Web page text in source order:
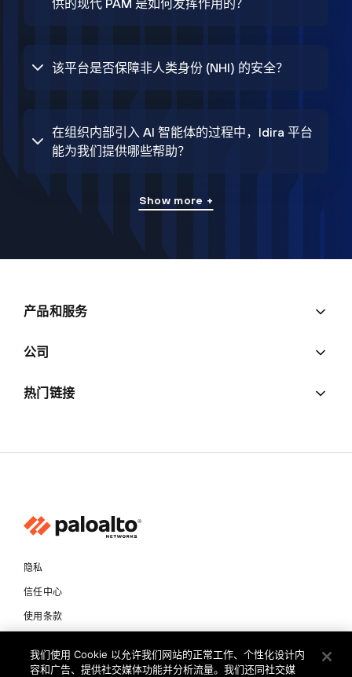
供的现代 PAM 是如何发挥作用的？
该平台是否保障非人类身份 (NHI) 的安全？
在组织内部引入 AI 智能体的过程中，Idira 平台
能为我们提供哪些帮助？
Show more +
产品和服务
公司
热门链接
隐私
信任中心
使用条款
我们使用 Cookie 以允许我们网站的正常工作、个性化设计内
容和广告、提供社交媒体功能并分析流量。我们还同社交媒